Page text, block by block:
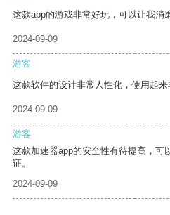
这款app的游戏非常好玩，可以让我消
2024-09-09
游客
这款软件的设计非常人性化，使用起来
2024-09-09
游客
这款加速器app的安全性有待提高，可
证。
2024-09-09